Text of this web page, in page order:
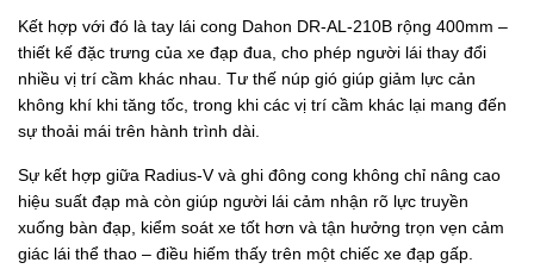
Kết hợp với đó là tay lái cong Dahon DR-AL-210B rộng 400mm –
thiết kế đặc trưng của xe đạp đua, cho phép người lái thay đổi
nhiều vị trí cầm khác nhau. Tư thế núp gió giúp giảm lực cản
không khí khi tăng tốc, trong khi các vị trí cầm khác lại mang đến
sự thoải mái trên hành trình dài.
Sự kết hợp giữa Radius-V và ghi đông cong không chỉ nâng cao
hiệu suất đạp mà còn giúp người lái cảm nhận rõ lực truyền
xuống bàn đạp, kiểm soát xe tốt hơn và tận hưởng trọn vẹn cảm
giác lái thể thao – điều hiếm thấy trên một chiếc xe đạp gấp.